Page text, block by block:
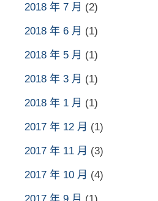
2018 年 7 月 (2)
2018 年 6 月 (1)
2018 年 5 月 (1)
2018 年 3 月 (1)
2018 年 1 月 (1)
2017 年 12 月 (1)
2017 年 11 月 (3)
2017 年 10 月 (4)
2017 年 9 月 (1)